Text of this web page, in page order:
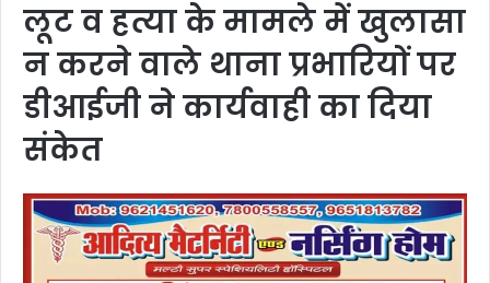
लूट व हत्या के मामले में खुलासा
न करने वाले थाना प्रभारियों पर
डीआईजी ने कार्यवाही का दिया
संकेत